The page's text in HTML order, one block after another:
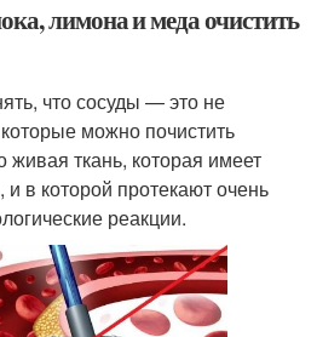
лимона и меда очистить
что сосуды — это не
можно почистить
ткань, которая имеет
в которой протекают очень
реакции.